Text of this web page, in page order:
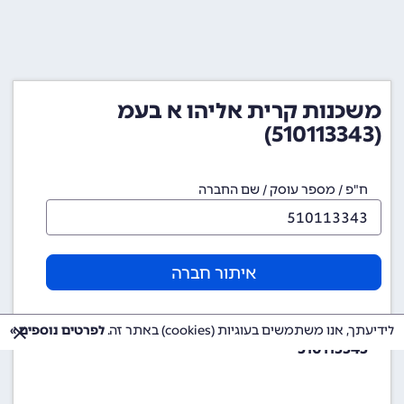
משכנות קרית אליהו א בעמ
(510113343)
ח"פ / מספר עוסק / שם החברה
איתור חברה
510113343
לידיעתך, אנו משתמשים בעוגיות (cookies) באתר זה. לפרטים נוספים »